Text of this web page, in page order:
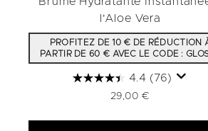
l'Aloe Vera
PROFITEZ DE 10 € DE RÉDUCTION
PARTIR DE 60 € AVEC LE CODE :
4.4 (76)
29,00 €